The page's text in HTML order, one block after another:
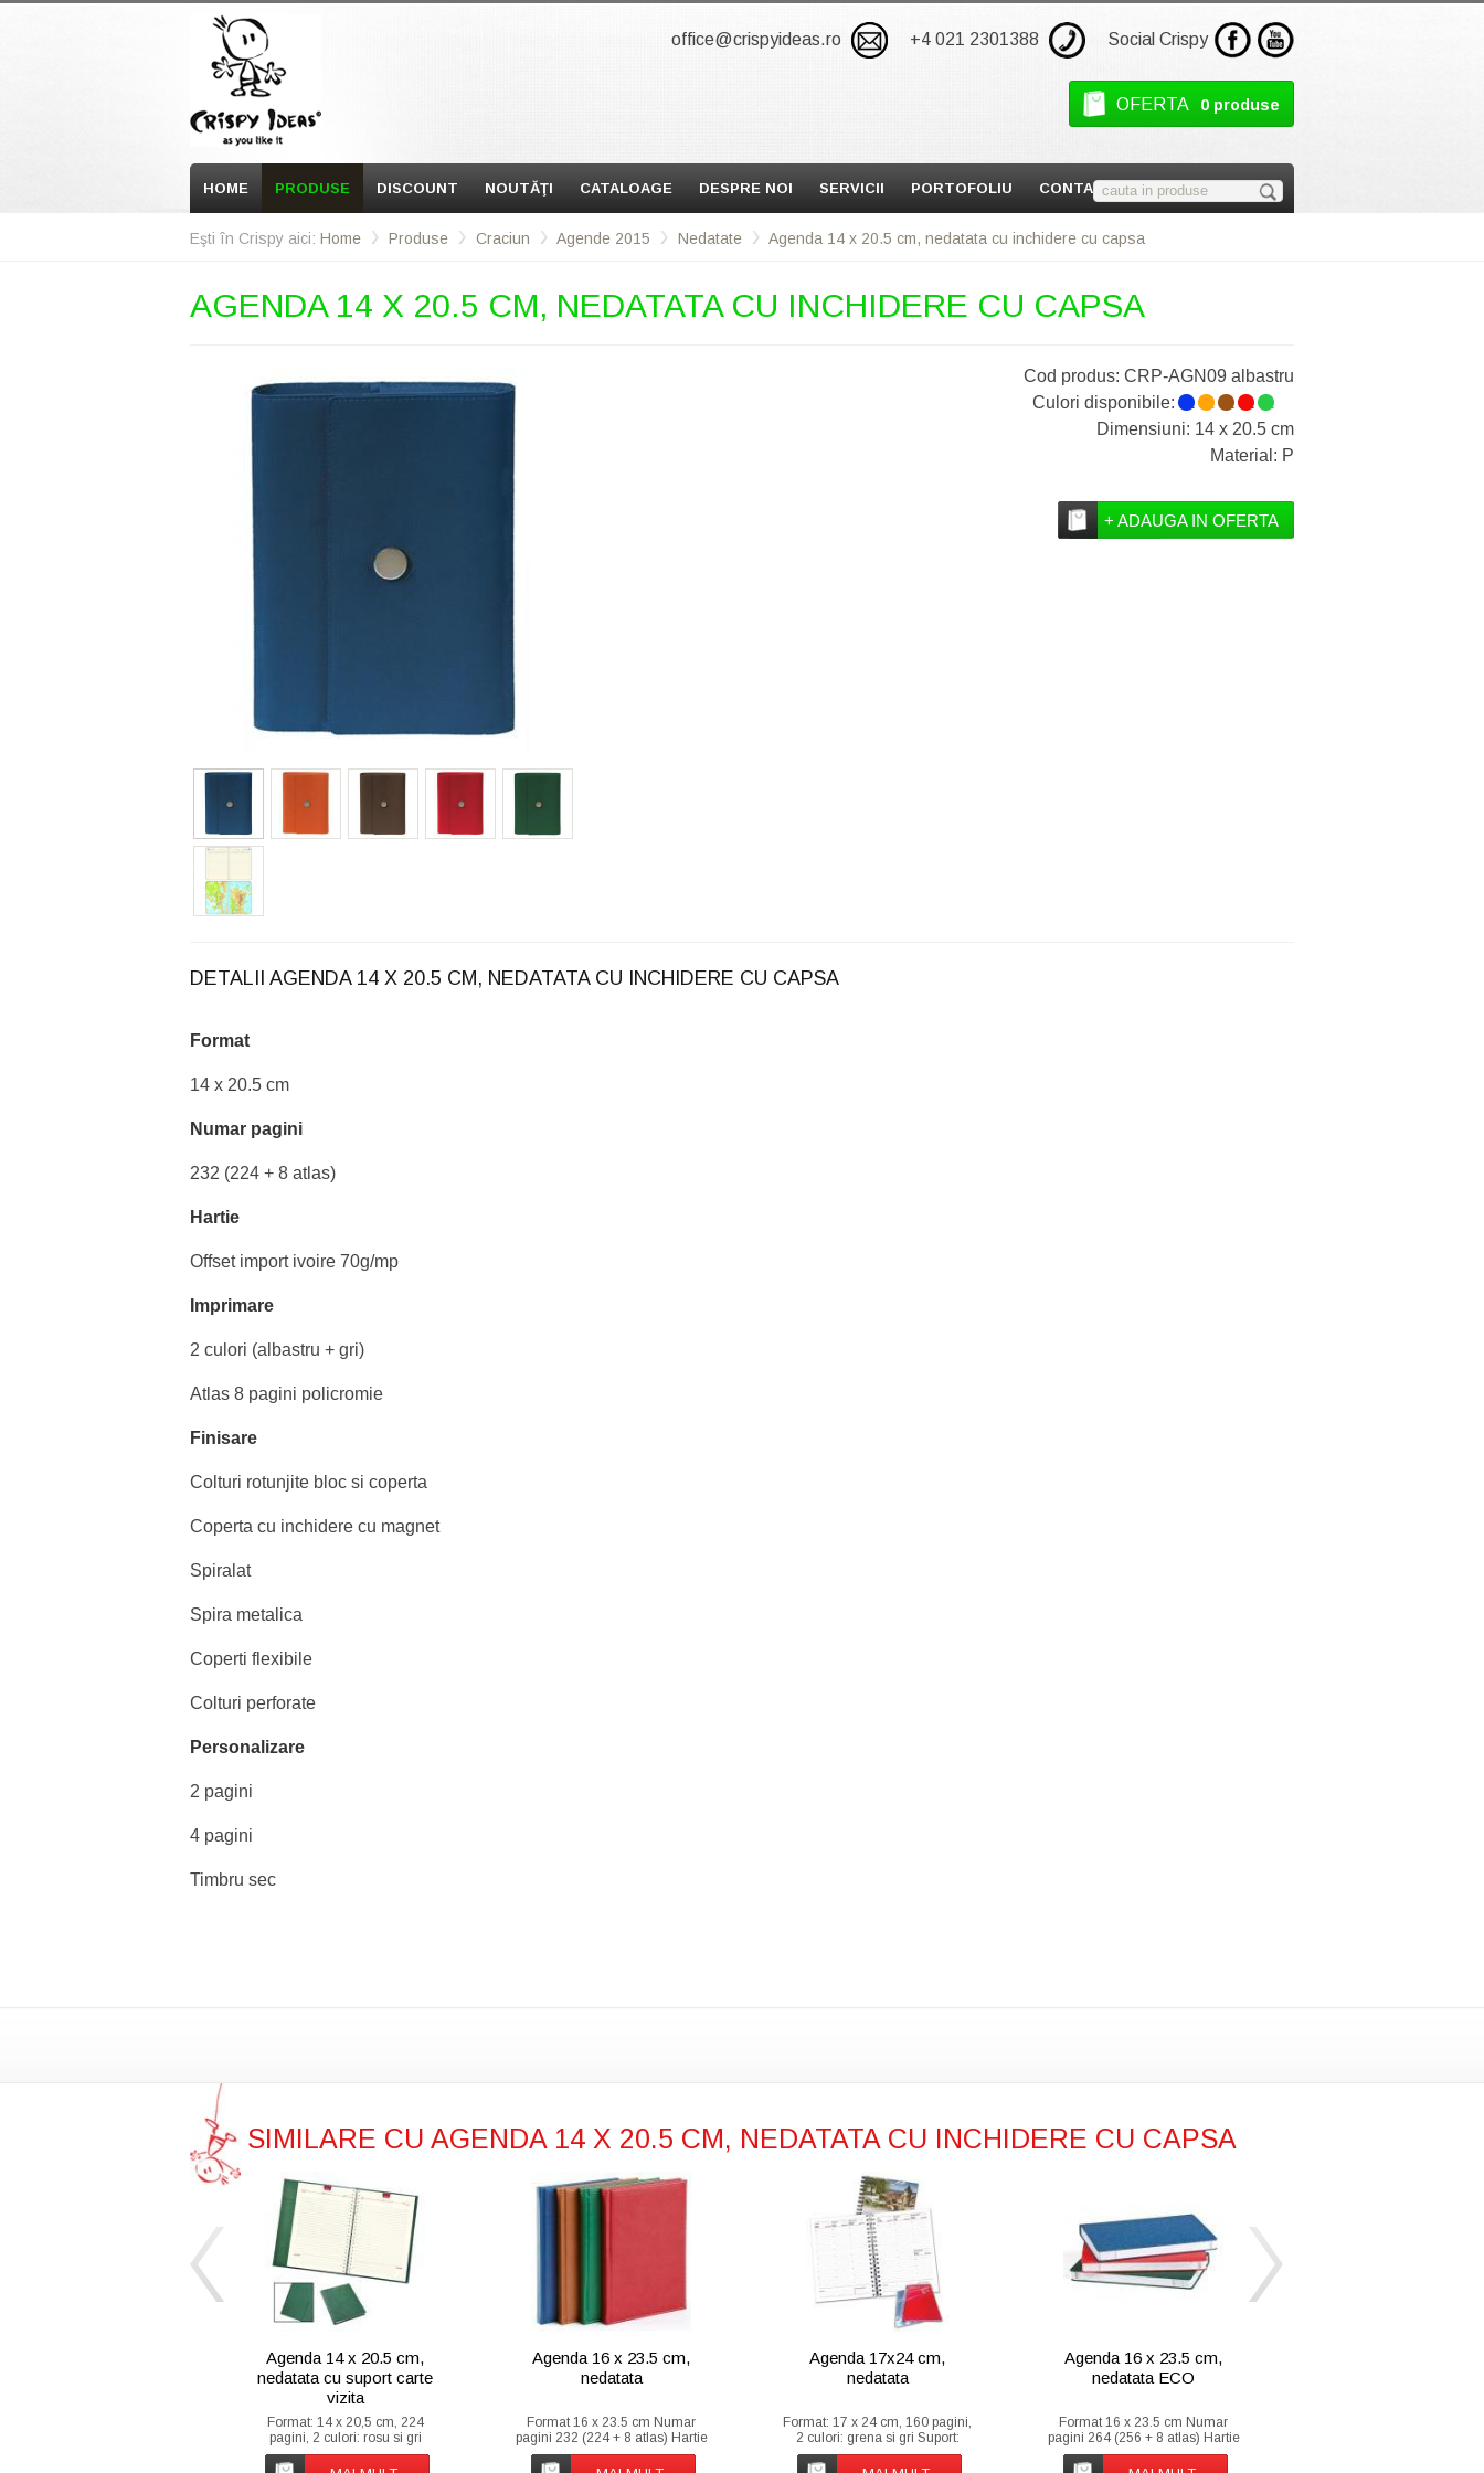
HOME PRODUSE DISCOUNT NOUTĂŢI CATALOAGE DESPRE NOI SERVICII PORTOFOLIU CONTACT
office@crispyideas.ro +4 021 2301388 Social Crispy
OFERTA 0 produse
Eşti în Crispy aici: Home Produse Craciun Agende 2015 Nedatate Agenda 14 x 20.5 cm, nedatata cu inchidere cu capsa
AGENDA 14 X 20.5 CM, NEDATATA CU INCHIDERE CU CAPSA
Cod produs: CRP-AGN09 albastru
Culori disponibile:
1 1 1 1 1
Dimensiuni: 14 x 20.5 cm
Material: P
+ ADAUGA IN OFERTA
DETALII AGENDA 14 X 20.5 CM, NEDATATA CU INCHIDERE CU CAPSA
Format
14 x 20.5 cm
Numar pagini
232 (224 + 8 atlas)
Hartie
Offset import ivoire 70g/mp
Imprimare
2 culori (albastru + gri)
Atlas 8 pagini policromie
Finisare
Colturi rotunjite bloc si coperta
Coperta cu inchidere cu magnet
Spiralat
Spira metalica
Coperti flexibile
Colturi perforate
Personalizare
2 pagini
4 pagini
Timbru sec
SIMILARE CU AGENDA 14 X 20.5 CM, NEDATATA CU INCHIDERE CU CAPSA
Agenda 14 x 20.5 cm,
nedatata cu suport carte
vizita
Format: 14 x 20,5 cm, 224
pagini, 2 culori: rosu si gri
Suport: hartie offset import Ivory,
70 g/mp Finisare: coperti
Agenda 16 x 23.5 cm,
nedatata
Format 16 x 23.5 cm Numar
pagini 232 (224 + 8 atlas) Hartie
Offset import ivoire 70g/mp
Imprimare Forzat ivoire 2 culori
Agenda 17x24 cm,
nedatata
Format: 17 x 24 cm, 160 pagini,
2 culori: grena si gri Suport:
hartie offset import alba, 90
g/mp, Coperti suport carton 300
Agenda 16 x 23.5 cm,
nedatata ECO
Format 16 x 23.5 cm Numar
pagini 264 (256 + 8 atlas) Hartie
Offset import 90 g/mp Certificata
FSC Reciclata 100% Imprimare